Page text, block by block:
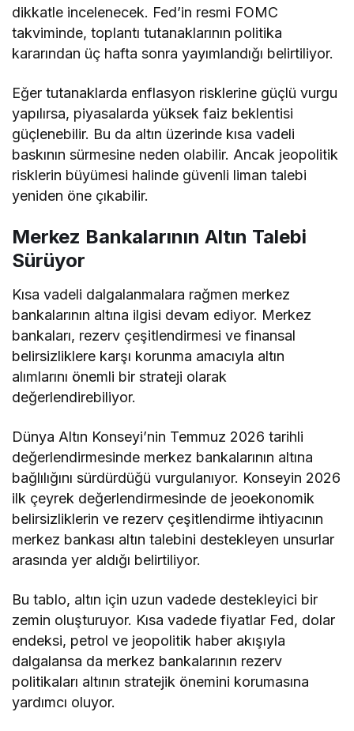
dikkatle incelenecek. Fed’in resmi FOMC
takviminde, toplantı tutanaklarının politika
kararından üç hafta sonra yayımlandığı belirtiliyor.
Eğer tutanaklarda enflasyon risklerine güçlü vurgu
yapılırsa, piyasalarda yüksek faiz beklentisi
güçlenebilir. Bu da altın üzerinde kısa vadeli
baskının sürmesine neden olabilir. Ancak jeopolitik
risklerin büyümesi halinde güvenli liman talebi
yeniden öne çıkabilir.
Merkez Bankalarının Altın Talebi
Sürüyor
Kısa vadeli dalgalanmalara rağmen merkez
bankalarının altına ilgisi devam ediyor. Merkez
bankaları, rezerv çeşitlendirmesi ve finansal
belirsizliklere karşı korunma amacıyla altın
alımlarını önemli bir strateji olarak
değerlendirebiliyor.
Dünya Altın Konseyi’nin Temmuz 2026 tarihli
değerlendirmesinde merkez bankalarının altına
bağlılığını sürdürdüğü vurgulanıyor. Konseyin 2026
ilk çeyrek değerlendirmesinde de jeoekonomik
belirsizliklerin ve rezerv çeşitlendirme ihtiyacının
merkez bankası altın talebini destekleyen unsurlar
arasında yer aldığı belirtiliyor.
Bu tablo, altın için uzun vadede destekleyici bir
zemin oluşturuyor. Kısa vadede fiyatlar Fed, dolar
endeksi, petrol ve jeopolitik haber akışıyla
dalgalansa da merkez bankalarının rezerv
politikaları altının stratejik önemini korumasına
yardımcı oluyor.